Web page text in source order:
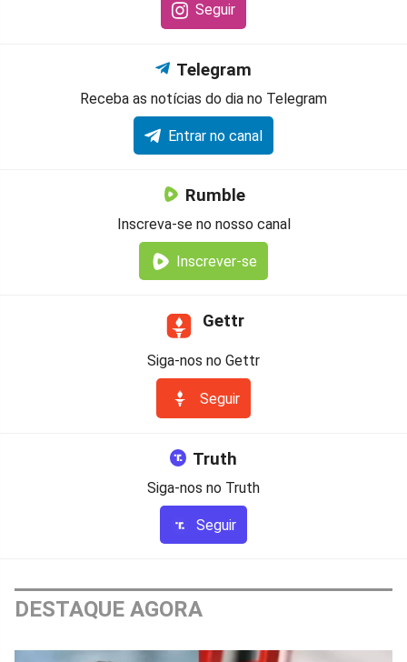
Seguir
Telegram
Receba as notícias do dia no Telegram
Entrar no canal
Rumble
Inscreva-se no nosso canal
Inscrever-se
Gettr
Siga-nos no Gettr
Seguir
Truth
Siga-nos no Truth
Seguir
DESTAQUE AGORA